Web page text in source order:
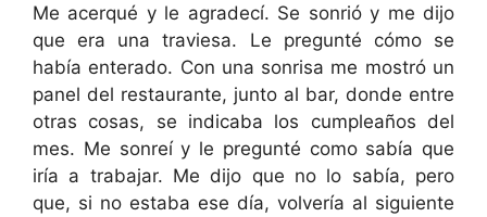
Me acerqué y le agradecí. Se sonrió y me dijo
que era una traviesa. Le pregunté cómo se
había enterado. Con una sonrisa me mostró un
panel del restaurante, junto al bar, donde entre
otras cosas, se indicaba los cumpleaños del
mes. Me sonreí y le pregunté como sabía que
iría a trabajar. Me dijo que no lo sabía, pero
que, si no estaba ese día, volvería al siguiente